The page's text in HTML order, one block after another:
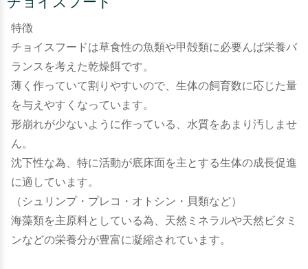
特徴
チョイスフードは草食性の魚類や甲殻類に必要んば栄養バ
ランスを考えた乾燥餌です。
薄く作っていて割りやすいので、生体の飼育数に応じた量
を与えやすくなっています。
形崩れが少ないように作っている、水質をあまり汚しませ
ん。
沈下性な為、特に活動が底床面を主とする生体の成長促進
に適しています。
（シュリンプ・プレコ・オトシン・貝類など）
海藻類を主原料としている為、天然ミネラルや天然ビタミ
ンなどの栄養分が豊富に凝縮されています。